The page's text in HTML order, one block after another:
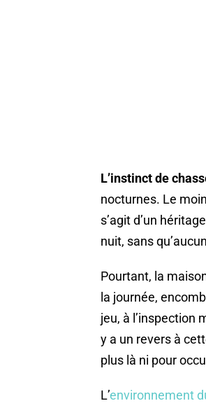
L’instinct de
nocturnes. Le
s’agit d’un
nuit, sans
Pourtant, la
la journée,
jeu, à l’inspection
y a un revers à
plus là ni pour
L’environnement